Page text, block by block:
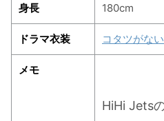
・今田美桜
清原果耶
・菜々緒
・森七菜
身長 180cm
ドラマ衣装 コタツがな
メモ
HiHi Jets